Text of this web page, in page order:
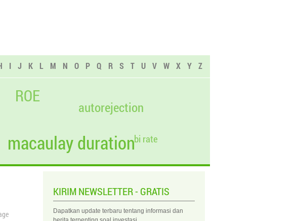
I J K L M N O P Q R S T U V W X Y Z
macaulay duration
ROE
autorejection
bi rate
KIRIM NEWSLETTER - GRATIS
Dapatkan update terbaru tentang informasi dan